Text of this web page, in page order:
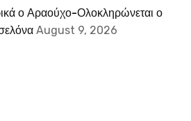
ο Αραούχο-Ολοκληρώνεται ο
August 9, 2026